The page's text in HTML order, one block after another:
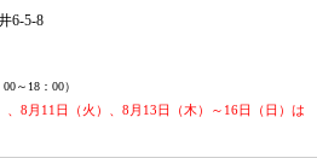
6-5-8
～18：00）
8月11日（火）、8月13日（木）～16日（日）は